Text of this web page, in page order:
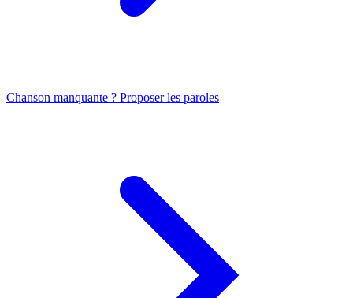
Chanson manquante ? Proposer les paroles